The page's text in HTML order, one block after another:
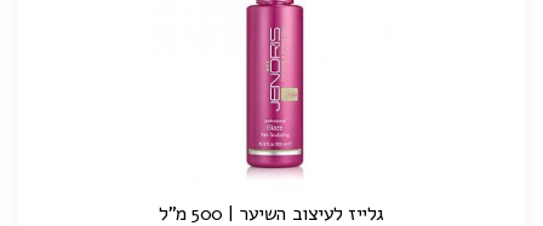
גלייז לעיצוב השיער | 500 מ"ל